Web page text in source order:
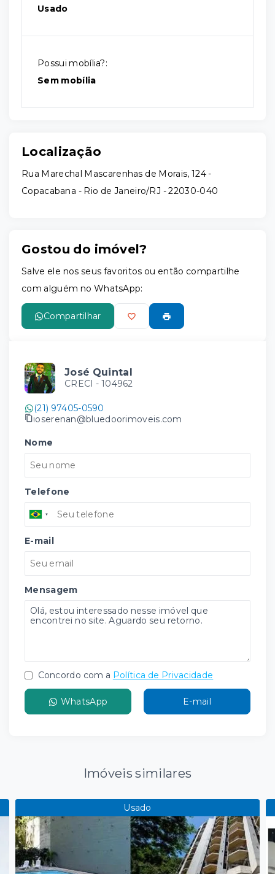
Usado
Possui mobília?:
Sem mobília
Localização
Rua Marechal Mascarenhas de Morais, 124 -
Copacabana - Rio de Janeiro/RJ - 22030-040
Gostou do imóvel?
Salve ele nos seus favoritos ou então compartilhe
com alguém no WhatsApp:
Compartilhar
José Quintal
CRECI - 104962
(21) 97405-0590
joserenan@bluedoorimoveis.com
Nome
Telefone
E-mail
Mensagem
Concordo com a Política de Privacidade
WhatsApp E-mail
Imóveis similares
Usado